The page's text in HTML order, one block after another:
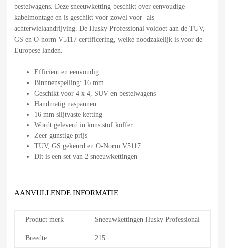
bestelwagens. Deze sneeuwketting beschikt over eenvoudige
kabelmontage en is geschikt voor zowel voor- als
achterwielaandrijving. De Husky Professional voldoet aan de TUV,
GS en O-norm V5117 certificering, welke noodzakelijk is voor de
Europese landen.
Efficiënt en eenvoudig
Binnnenspelling: 16 mm
Geschikt voor 4 x 4, SUV en bestelwagens
Handmatig naspannen
16 mm slijtvaste ketting
Wordt geleverd in kunststof koffer
Zeer gunstige prijs
TUV, GS gekeurd en O-Norm V5117
Dit is een set van 2 sneeuwkettingen
AANVULLENDE INFORMATIE
Product merk Sneeuwkettingen Husky Professional
Breedte 215